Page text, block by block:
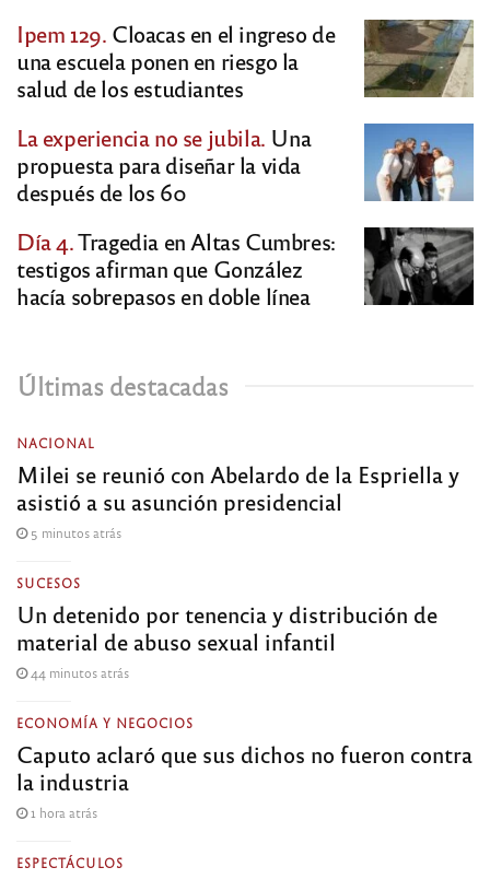
Ipem 129. Cloacas en el ingreso de
una escuela ponen en riesgo la
salud de los estudiantes
La experiencia no se jubila. Una
propuesta para diseñar la vida
después de los 60
Día 4.Tragedia en Altas Cumbres:
testigos afirman que González
hacía sobrepasos en doble línea
Últimas destacadas
NACIONAL
Milei se reunió con Abelardo de la Espriella y
asistió a su asunción presidencial
5 minutos atrás
SUCESOS
Un detenido por tenencia y distribución de
material de abuso sexual infantil
44 minutos atrás
ECONOMÍA Y NEGOCIOS
Caputo aclaró que sus dichos no fueron contra
la industria
1 hora atrás
ESPECTÁCULOS